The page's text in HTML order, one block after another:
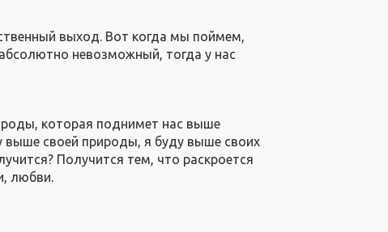
выход. Вот когда мы поймем,
невозможный, тогда у нас
которая поднимет нас выше
выше своей природы, я буду выше своих
Получится тем, что раскроется
любви.